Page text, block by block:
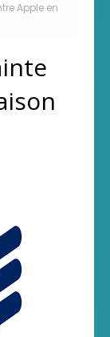
Apple en